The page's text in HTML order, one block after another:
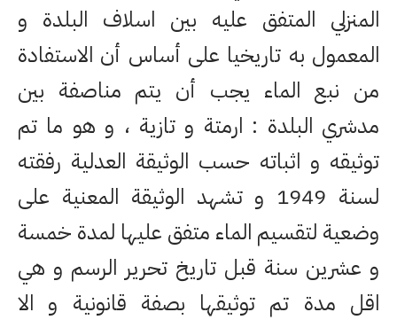
المنزلي المتفق عليه بين اسلاف البلدة و
المعمول به تاريخيا على أساس أن الاستفادة
من نبع الماء يجب أن يتم مناصفة بين
مدشري البلدة : ارمتة و تازية ، و هو ما تم
توثيقه و اثباته حسب الوثيقة العدلية رفقته
لسنة 1949 و تشهد الوثيقة المعنية على
وضعية لتقسيم الماء متفق عليها لمدة خمسة
و عشرين سنة قبل تاريخ تحرير الرسم و هي
اقل مدة تم توثيقها بصفة قانونية و الا